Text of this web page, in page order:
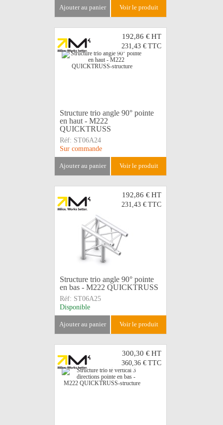
ajouter au panier voir le produit
192,86 €HT
231,43 € TTC
Structure trio angle 90° pointe
en haut - M222
QUICKTRUSS
Réf: ST06A24
Sur commande
ajouter au panier voir le produit
192,86 €HT
231,43 € TTC
Structure trio angle 90° pointe
en bas - M222 QUICKTRUSS
Réf: ST06A25
Disponible
ajouter au panier voir le produit
300,30 €HT
360,36 € TTC